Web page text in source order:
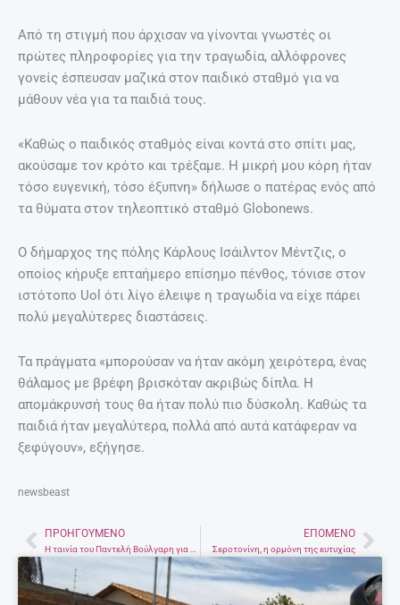
Από τη στιγμή που άρχισαν να γίνονται γνωστές οι
πρώτες πληροφορίες για την τραγωδία, αλλόφρονες
γονείς έσπευσαν μαζικά στον παιδικό σταθμό για να
μάθουν νέα για τα παιδιά τους.
«Καθώς ο παιδικός σταθμός είναι κοντά στο σπίτι μας,
ακούσαμε τον κρότο και τρέξαμε. Η μικρή μου κόρη ήταν
τόσο ευγενική, τόσο έξυπνη» δήλωσε ο πατέρας ενός από
τα θύματα στον τηλεοπτικό σταθμό Globonews.
Ο δήμαρχος της πόλης Κάρλους Ισάιλντον Μέντζις, ο
οποίος κήρυξε επταήμερο επίσημο πένθος, τόνισε στον
ιστότοπο Uol ότι λίγο έλειψε η τραγωδία να είχε πάρει
πολύ μεγαλύτερες διαστάσεις.
Τα πράγματα «μπορούσαν να ήταν ακόμη χειρότερα, ένας
θάλαμος με βρέφη βρισκόταν ακριβώς δίπλα. Η
απομάκρυνσή τους θα ήταν πολύ πιο δύσκολη. Καθώς τα
παιδιά ήταν μεγαλύτερα, πολλά από αυτά κατάφεραν να
ξεφύγουν», εξήγησε.
newsbeast
PrevΠΡΟΗΓΟΎΜΕΝΟ ΕΠΌΜΕΝΟ
Σεροτονίνη, η ορμόνη της ευτυχίας